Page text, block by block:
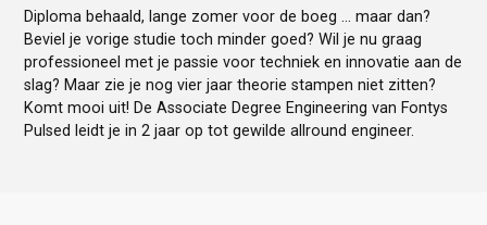
Diploma behaald, lange zomer voor de boeg ... maar dan?
Beviel je vorige studie toch minder goed? Wil je nu graag
professioneel met je passie voor techniek en innovatie aan de
slag? Maar zie je nog vier jaar theorie stampen niet zitten?
Komt mooi uit! De Associate Degree Engineering van Fontys
Pulsed leidt je in 2 jaar op tot gewilde allround engineer.